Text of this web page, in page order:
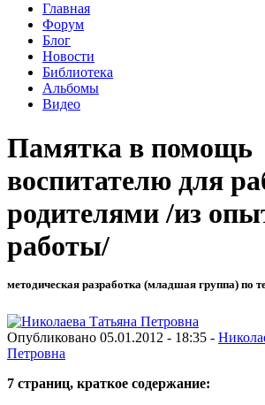
Главная
Форум
Блог
Новости
Библиотека
Альбомы
Видео
Памятка в помощь
воспитателю для
родителями /из
работы/
методическая разработка (младшая группа) по
Опубликовано 05.01.2012 - 18:35 -
Петровна
7 страниц, краткое содержание: